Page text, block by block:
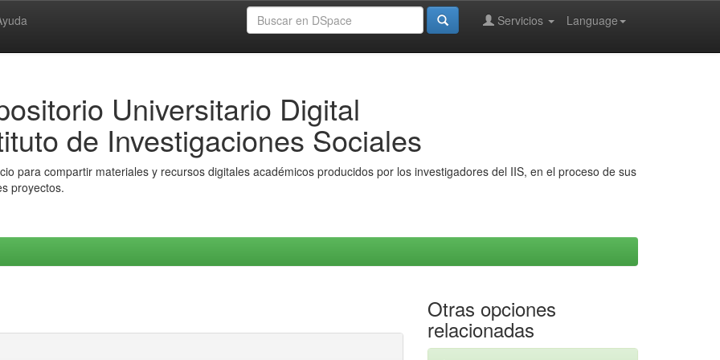
Language
Servicios
Universitario Digital
de Investigaciones Sociales
para compartir materiales y recursos digitales académicos producidos por los investigadores del IIS, en el proceso de sus
proyectos.
Otras opciones
relacionadas